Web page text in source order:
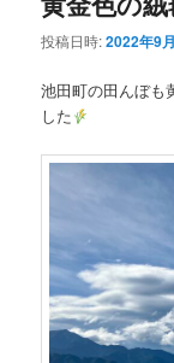
投稿日時:2022年9
池田町の田んぼも
した